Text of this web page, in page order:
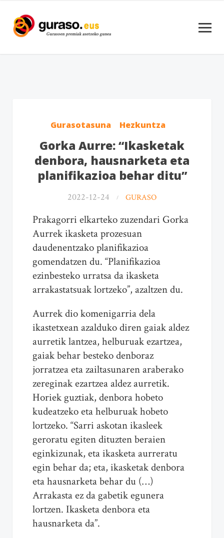
Gurasotasuna Hezkuntza
Gorka Aurre: “Ikasketak
denbora, hausnarketa eta
planifikazioa behar ditu”
2022-12-24 GURASO
Prakagorri elkarteko zuzendari Gorka
Aurrek ikasketa prozesuan
daudenentzako planifikazioa
gomendatzen du. “Planifikazioa
ezinbesteko urratsa da ikasketa
arrakastatsuak lortzeko”, azaltzen du.
Aurrek dio komenigarria dela
ikastetxean azalduko diren gaiak aldez
aurretik lantzea, helburuak ezartzea,
gaiak behar besteko denboraz
jorratzea eta zailtasunaren araberako
zereginak ezartzea aldez aurretik.
Horiek guztiak, denbora hobeto
kudeatzeko eta helburuak hobeto
lortzeko. “Sarri askotan ikasleek
geroratu egiten dituzten beraien
eginkizunak, eta ikasketa aurreratu
egin behar da; eta, ikasketak denbora
eta hausnarketa behar du (…)
Arrakasta ez da gabetik egunera
lortzen. Ikasketa denbora eta
hausnarketa da”.